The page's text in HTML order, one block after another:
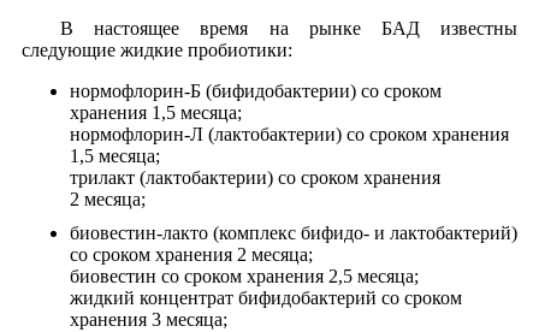
В настоящее время на рынке БАД известны
следующие жидкие пробиотики:
нормофлорин-Б (бифидобактерии) со сроком
хранения 1,5 месяца;
нормофлорин-Л (лактобактерии) со сроком хранения
1,5 месяца;
трилакт (лактобактерии) со сроком хранения
2 месяца;
биовестин-лакто (комплекс бифидо- и лактобактерий)
со сроком хранения 2 месяца;
биовестин со сроком хранения 2,5 месяца;
жидкий концентрат бифидобактерий со сроком
хранения 3 месяца;